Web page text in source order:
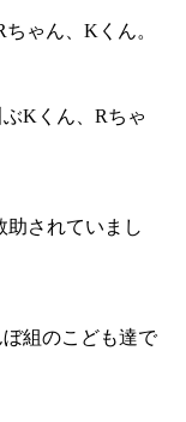
ゃん、Kくん。
Kくん、Rちゃ
助されていまし
組のこども達で